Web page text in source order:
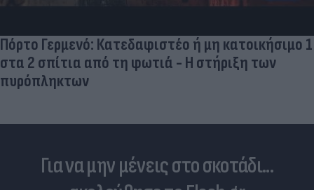
Πόρτο Γερμενό: Κατεδαφιστέο ή μη κατοικήσιμο 1
στα 2 σπίτια από τη φωτιά - Η στήριξη των
πυρόπληκτων
Για να μην μένεις στο σκοτάδι...